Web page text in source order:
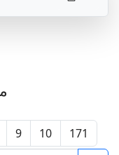
9 10 171